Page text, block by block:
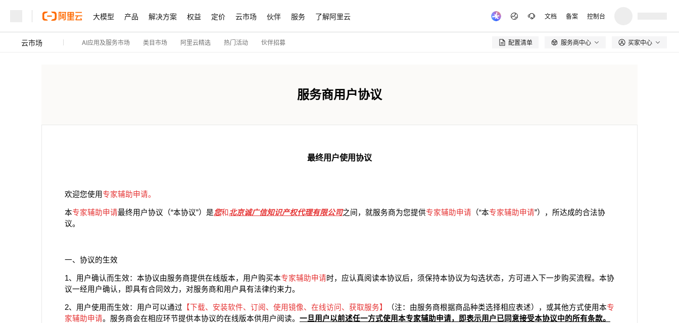
大模型 产品 解决方案 权益 定价 云市场 伙伴 服务 了解阿里云 文档 备案 控制台
云市场 AI应用及服务市场 类目市场 阿里云精选 热门活动 伙伴招募 配置清单  服务商中心 买家中心
服务商用户协议
最终用户使用协议
欢迎您使用专家辅助申请。
本专家辅助申请最终用户协议（“本协议”）是您和北京诚广信知识产权代理有限公司之间，就服务商为您提供专家辅助申请 （“本专家辅助申请”），所达成的合法协
议。
一、协议的生效
1、用户确认而生效：本协议由服务商提供在线版本，用户购买本专家辅助申请时，应认真阅读本协议后，须保持本协议为勾选状态，方可进入下一步购买流程。本协
议一经用户确认，即具有合同效力，对服务商和用户具有法律约束力。
2、用户使用而生效：用户可以通过 【下载、安装软件、订阅、使用镜像、在线访问、获取服务】 （注：由服务商根据商品种类选择相应表述），或其他方式使用本专
家辅助申请。服务商会在相应环节提供本协议的在线版本供用户阅读。 一旦用户以前述任一方式使用本专家辅助申请，即表示用户已同意接受本协议中的所有条款。